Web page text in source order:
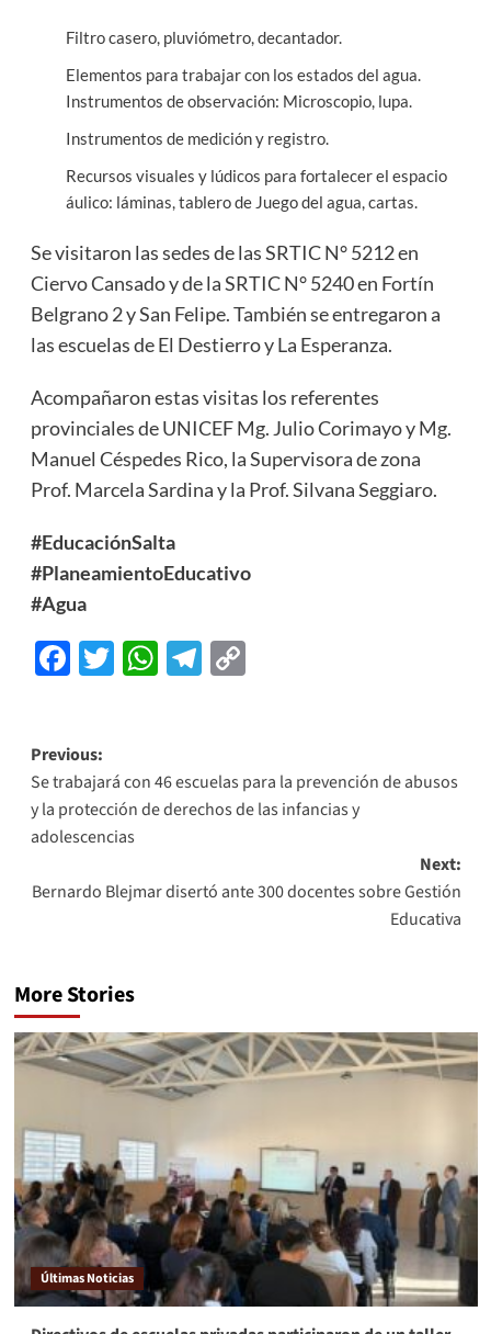
Filtro casero, pluviómetro, decantador.
Elementos para trabajar con los estados del agua.
Instrumentos de observación: Microscopio, lupa.
Instrumentos de medición y registro.
Recursos visuales y lúdicos para fortalecer el espacio
áulico: láminas, tablero de Juego del agua, cartas.
Se visitaron las sedes de las SRTIC N° 5212 en
Ciervo Cansado y de la SRTIC N° 5240 en Fortín
Belgrano 2 y San Felipe. También se entregaron a
las escuelas de El Destierro y La Esperanza.
Acompañaron estas visitas los referentes
provinciales de UNICEF Mg. Julio Corimayo y Mg.
Manuel Céspedes Rico, la Supervisora de zona
Prof. Marcela Sardina y la Prof. Silvana Seggiaro.
#EducaciónSalta
#PlaneamientoEducativo
#Agua
Facebook
Twitter
WhatsApp
Telegram
Copy
Previous:
Se trabajará con 46 escuelas para la prevención de abusos
y la protección de derechos de las infancias y
adolescencias
Next:
Bernardo Blejmar disertó ante 300 docentes sobre Gestión
Educativa
More Stories
Últimas Noticias